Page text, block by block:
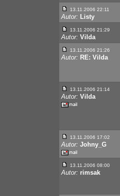
13.11.2006 22:11
Autor: Listy
13.11.2006 21:29
Autor: Vilda
13.11.2006 21:26
Autor: RE: Vilda
13.11.2006 21:14
Autor: Vilda
13.11.2006 17:02
Autor: Johny_G
13.11.2006 08:00
Autor: rimsak